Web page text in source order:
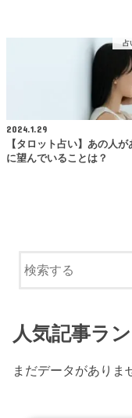
占
2024.1.29
【タロット占い】あの人が
に望んでいることは？
人気記事ラ
まだデータがありま